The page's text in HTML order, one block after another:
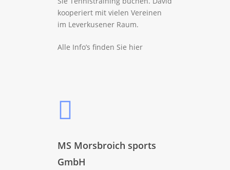
kooperiert mit vielen Vereinen
im Leverkusener Raum.
Alle Info’s finden Sie hier
MS Morsbroich sports
GmbH